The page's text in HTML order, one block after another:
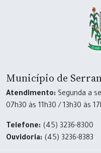
Município de
Atendimento: Segunda a
07h30 às 11h30 / 13h30 às
Telefone: (45) 3236-8300
Ouvidoria: (45) 3236-8383